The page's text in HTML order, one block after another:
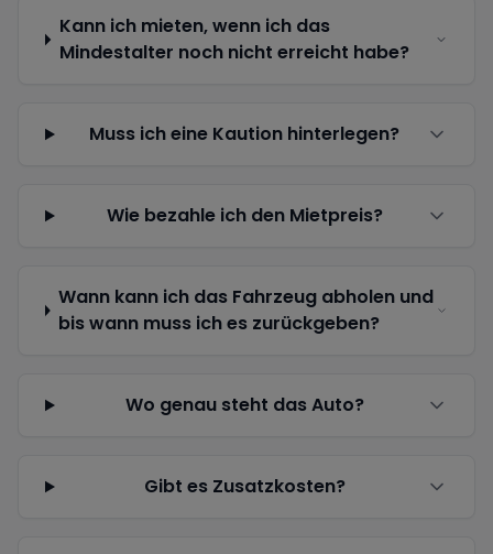
Kann ich mieten, wenn ich das
Mindestalter noch nicht erreicht habe?
Muss ich eine Kaution hinterlegen?
Wie bezahle ich den Mietpreis?
Wann kann ich das Fahrzeug abholen und
bis wann muss ich es zurückgeben?
Wo genau steht das Auto?
Gibt es Zusatzkosten?